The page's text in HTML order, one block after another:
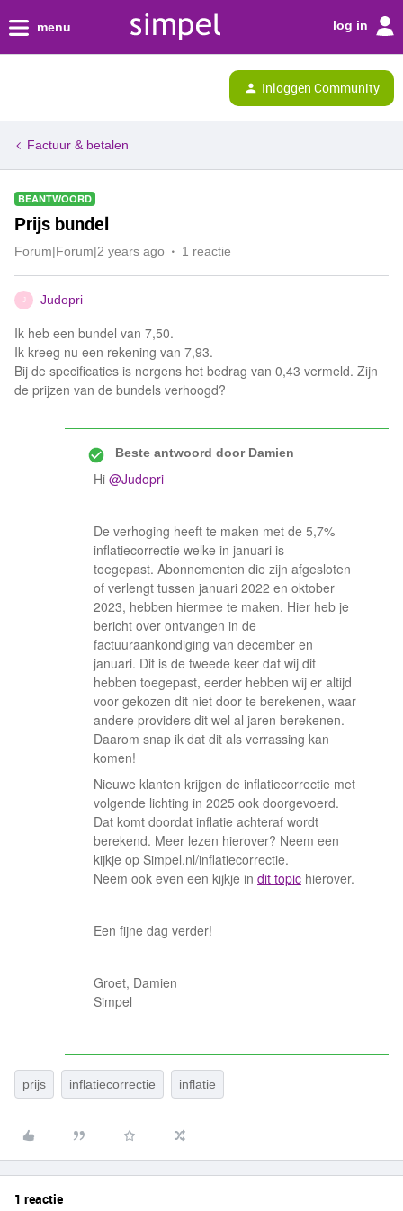
menu log in
Inloggen Community
Factuur & betalen
BEANTWOORD
Prijs bundel
Forum|Forum|2 years ago 1 reactie
J Judopri
Ik heb een bundel van 7,50.
Ik kreeg nu een rekening van 7,93.
Bij de specificaties is nergens het bedrag van 0,43 vermeld. Zijn
de prijzen van de bundels verhoogd?
Beste antwoord doorDamien
Hi @Judopri
De verhoging heeft te maken met de 5,7%
inflatiecorrectie welke in januari is
toegepast. Abonnementen die zijn afgesloten
of verlengt tussen januari 2022 en oktober
2023, hebben hiermee te maken. Hier heb je
bericht over ontvangen in de
factuuraankondiging van december en
januari. Dit is de tweede keer dat wij dit
hebben toegepast, eerder hebben wij er altijd
voor gekozen dit niet door te berekenen, waar
andere providers dit wel al jaren berekenen.
Daarom snap ik dat dit als verrassing kan
komen!
Nieuwe klanten krijgen de inflatiecorrectie met
volgende lichting in 2025 ook doorgevoerd.
Dat komt doordat inflatie achteraf wordt
berekend. Meer lezen hierover? Neem een
kijkje op Simpel.nl/inflatiecorrectie.
Neem ook even een kijkje in dit topic hierover.
Een fijne dag verder!
Groet, Damien
Simpel
prijs inflatiecorrectie inflatie
1 reactie